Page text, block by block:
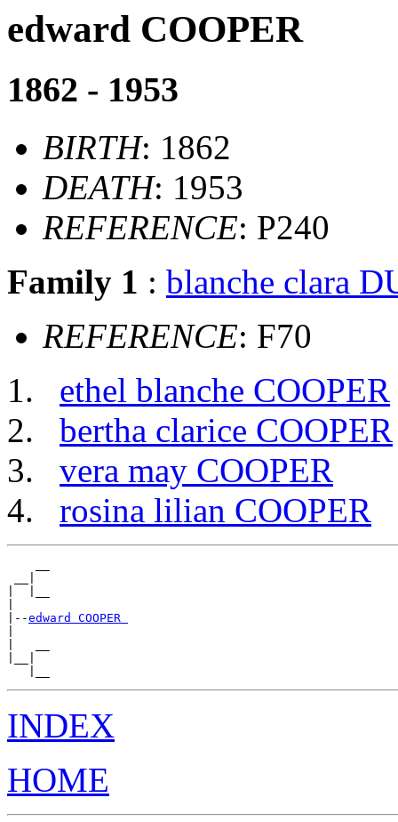
edward COOPER
1862 - 1953
BIRTH: 1862
DEATH: 1953
REFERENCE: P240
Family 1 : blanche clara
REFERENCE: F70
ethel blanche COOPER
bertha clarice COOPER
vera may COOPER
rosina lilian COOPER
|--edward COOPER
INDEX
HOME